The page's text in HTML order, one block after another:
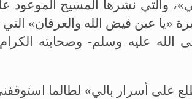
والتي نشرها المسيح الموعود
«يا عين فيض الله والعرفان»
الله عليه وسلم- وصحابته
على أسرار بالي» لطالما